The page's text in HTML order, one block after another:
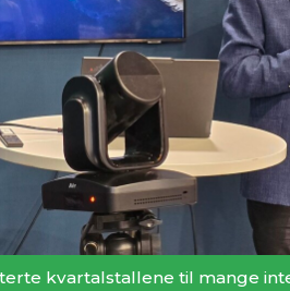
kvartalstallene til mange